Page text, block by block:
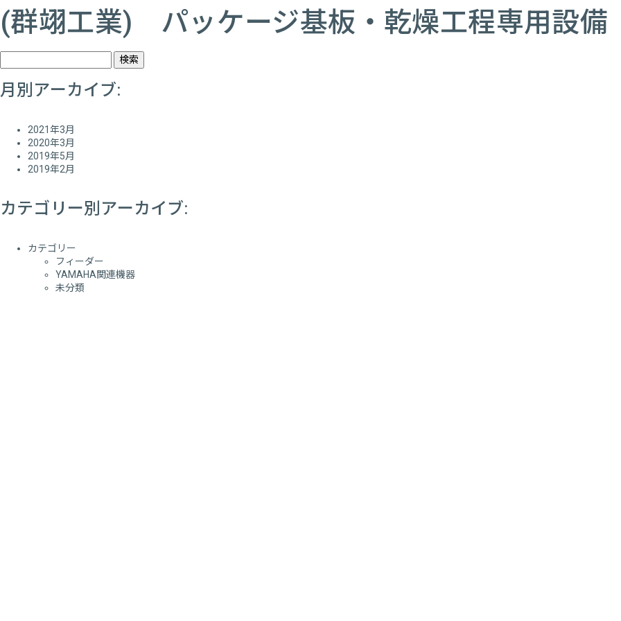
(群翊工業) パッケージ基板・乾燥工程専用設備
索:
月別アーカイブ:
2021年3月
2020年3月
2019年5月
2019年2月
カテゴリー別アーカイブ:
カテゴリー
フィーダー
YAMAHA関連機器
未分類